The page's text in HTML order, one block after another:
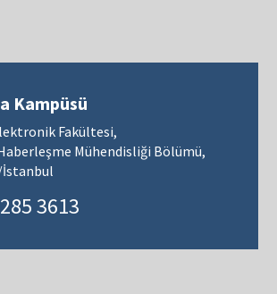
Kampüsü
Fakültesi,
Mühendisliği Bölümü,
İstanbul
3613